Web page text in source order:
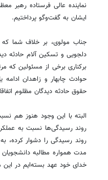
نماینده عالی فرستاده رهبر
ایشان به گفت‌وگو پرداختیم.
جناب مولوی، بر خلاف شما
برکناری برخی از مسئولین
حوادث چابهار و زاهدان
حقوق حادثه دیدگان مظلوم
البته با این وجود هنوز هم
روند رسیدگی‌ها نسبت به
روند رسیدگی را دشوار کرده،
مدت همواره مطالبه
خدای خود عهد بسته‌ایم در
روزنامه‌های ورزشی